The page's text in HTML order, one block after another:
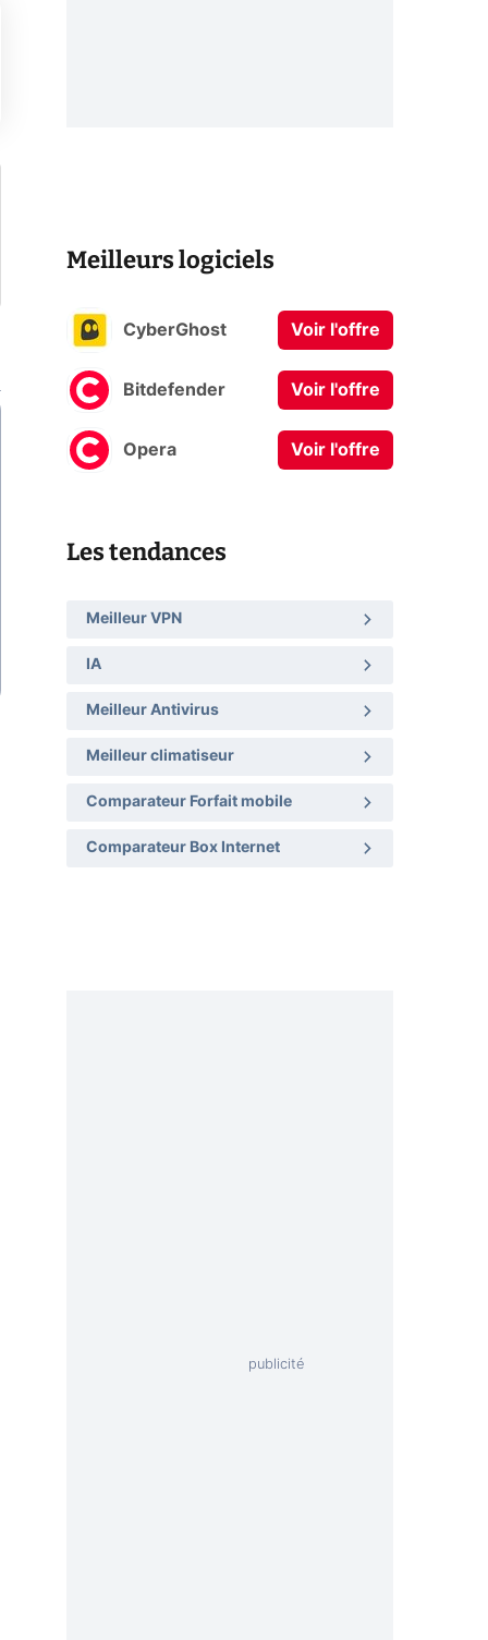
Meilleurs logiciels
CyberGhost Voir l'offre
Bitdefender Voir l'offre
Opera Voir l'offre
Les tendances
Meilleur VPN
IA
Meilleur Antivirus
Meilleur climatiseur
Comparateur Forfait mobile
Comparateur Box Internet